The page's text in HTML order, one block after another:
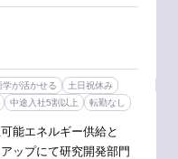
学が活かせる
土日祝休み
中途入社5割以上 転勤なし
能エネルギー供給と
ップにて研究開発部門